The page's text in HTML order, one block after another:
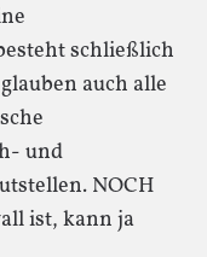
schließlich
auch alle
und
NOCH
ist, kann ja